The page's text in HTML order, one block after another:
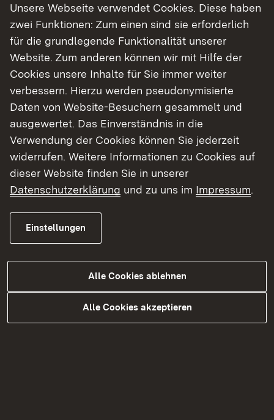
nicht zuletzt aber auch die enge Kooperation mit
mit Ingenieurbüros und Herstellerfirmen aus dem
Bereich des Personen- und Objektschutzes, mit
Behörden, Polizei, Sicherheitskräften, Bundeswehr
sowie Sportschützen und Jägern.
Beschusswesen-Service
Kontakt
Unsere Webseite verwendet Cookies. Diese haben
zwei Funktionen: Zum einen sind sie erforderlich
für die grundlegende Funktionalität unserer
Website. Zum anderen können wir mit Hilfe der
Cookies unsere Inhalte für Sie immer weiter
verbessern. Hierzu werden pseudonymisierte
Daten von Website-Besuchern gesammelt und
ausgewertet. Das Einverständnis in die
Verwendung der Cookies können Sie jederzeit
widerrufen. Weitere Informationen zu Cookies auf
dieser Website finden Sie in unserer
Datenschutzerklärung und zu uns im Impressum.
Einstellungen
Alle Cookies ablehnen
Alle Cookies akzeptieren